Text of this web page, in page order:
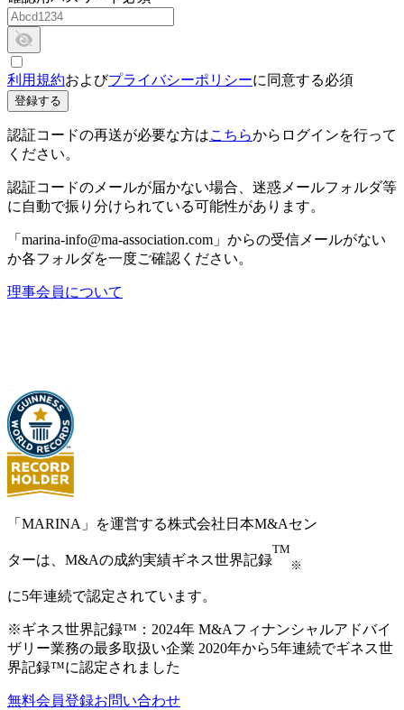
利用規約およびプライバシーポリシーに同意する必須
登録する
認証コードの再送が必要な方はこちらからログインを行って
ください。
認証コードのメールが届かない場合、迷惑メールフォルダ等
に自動で振り分けられている可能性があります。
「marina-info@ma-association.com」からの受信メールがない
か各フォルダを一度ご確認ください。
理事会員について
「MARINA」を運営する株式会社日本M&Aセン
ターは、M&Aの成約実績ギネス世界記録
TM
※
に5年連続で認定されています。
※ギネス世界記録™：2024年 M&Aフィナンシャルアドバイ
ザリー業務の最多取扱い企業 2020年から5年連続でギネス世
界記録™に認定されました
無料会員登録お問い合わせ